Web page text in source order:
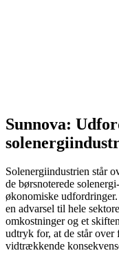
Sunnova:
Solenergiindustrien står
de børsnoterede
økonomiske
en advarsel til hele
omkostninger og et
udtryk for, at de står
vidtrækkende